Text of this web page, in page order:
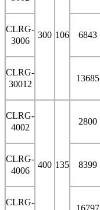
300 106
CLRG-
3006
6843
CLRG-
30012
13685
CLRG-
4002
400 135
2800
CLRG-
4006
8399
CLRG-
16797